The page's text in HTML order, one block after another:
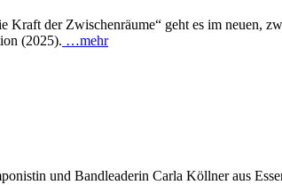
der Zwischenräume“ geht es im neuen,
(2025). …mehr
und Bandleaderin Carla Köllner aus